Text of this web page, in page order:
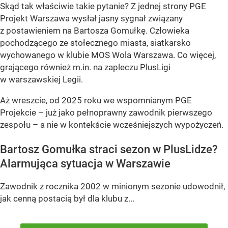
Skąd tak właściwie takie pytanie? Z jednej strony PGE
Projekt Warszawa wysłał jasny sygnał związany
z postawieniem na Bartosza Gomułkę. Człowieka
pochodzącego ze stołecznego miasta, siatkarsko
wychowanego w klubie MOS Wola Warszawa. Co więcej,
grającego również m.in. na zapleczu PlusLigi
w warszawskiej Legii.
Aż wreszcie, od 2025 roku we wspomnianym PGE
Projekcie – już jako pełnoprawny zawodnik pierwszego
zespołu – a nie w kontekście wcześniejszych wypożyczeń.
Bartosz Gomułka straci sezon w PlusLidze?
Alarmująca sytuacja w Warszawie
Zawodnik z rocznika 2002 w minionym sezonie udowodnił,
jak cenną postacią był dla klubu z...